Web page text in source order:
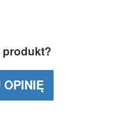
produkt?
OPINIĘ